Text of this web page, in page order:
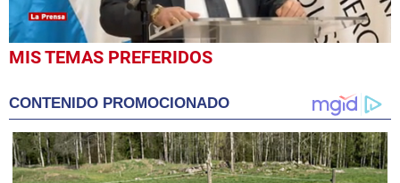
0
seconds
minutes,
22
seconds
MIS TEMAS PREFERIDOS
CONTENIDO PROMOCIONADO